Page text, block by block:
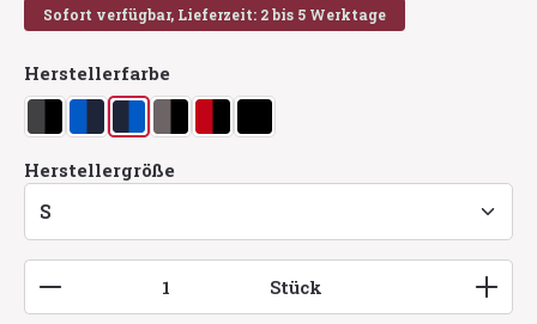
Sofort verfügbar, Lieferzeit: 2 bis 5 Werktage
Herstellerfarbe
anthrazit/schwarz
königsblau/marineblau
marineblau/königsblau
rauchgrau/schwarz
rot/schwarz
schwarz/schwarz
Herstellergröße
Produkt Anzahl: Gib den gewünschten Wert
Stück